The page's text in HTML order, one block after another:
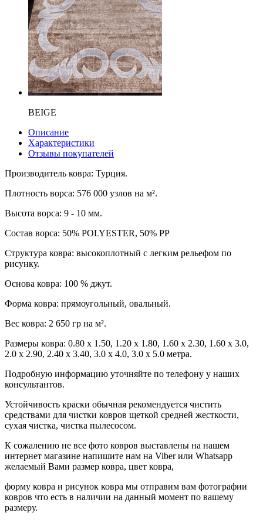
BEIGE
Описание
Характеристики
Отзывы покупателей
Производитель ковра: Турция.
Плотность ворса: 576 000 узлов на м².
Высота ворса: 9 - 10 мм.
Состав ворса: 50% POLYESTER, 50% PP
Структура ковра: высокоплотный с легким рельефом по
рисунку.
Основа ковра: 100 % джут.
Форма ковра: прямоугольный, овальный.
Вес ковра: 2 650 гр на м².
Размеры ковра: 0.80 x 1.50, 1.20 x 1.80, 1.60 x 2.30, 1.60 х 3.0,
2.0 x 2.90, 2.40 x 3.40, 3.0 x 4.0, 3.0 x 5.0 метра.
Подробную информацию уточняйте по телефону у наших
консультантов.
Устойчивость краски обычная рекомендуется чистить
средствами для чистки ковров щеткой средней жесткости,
сухая чистка, чистка пылесосом.
К сожалению не все фото ковров выставлены на нашем
интернет магазине напишите нам на Viber или Whatsapp
желаемый Вами размер ковра, цвет ковра,
форму ковра и рисунок ковра мы отправим вам фотографии
ковров что есть в наличии на данный момент по вашему
размеру.